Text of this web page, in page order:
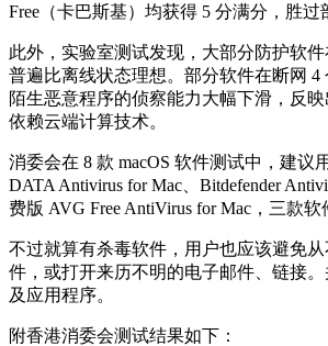
Free（卡巴斯基）均获得 5 分满分，胜过
此外，实验室测试发现，大部分防护软
普遍比离线状态理想。部分软件在断网 4
陌生恶意程序的侦察能力大幅下滑，反
依赖云端计算技术。
消委会在 8 款 macOS 软件测试中，建议
DATA Antivirus for Mac、Bitdefender
费版 AVG Free AntiVirus for Mac，三款软
不过就算有杀毒软件，用户也应该避免
件，或打开来历不明的电子邮件、链接
及应用程序。
附香港消委会测试结果如下：